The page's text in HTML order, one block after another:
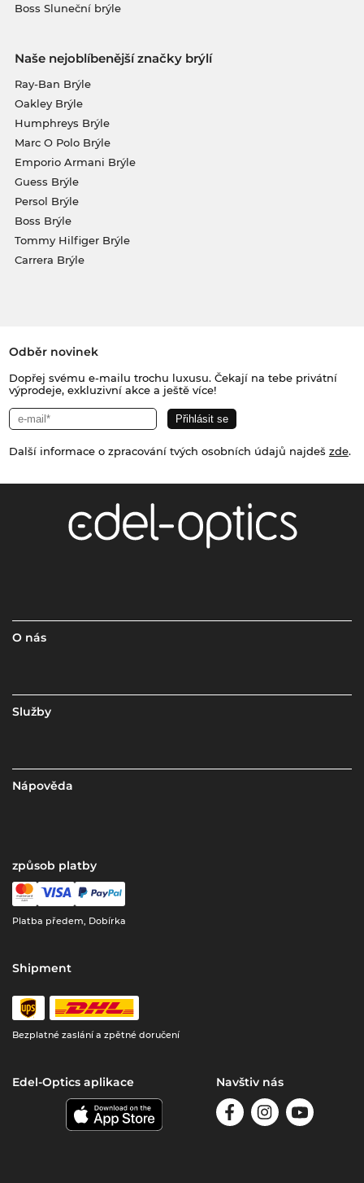
Boss Sluneční brýle
Naše nejoblíbenější značky brýlí
Ray-Ban Brýle
Oakley Brýle
Humphreys Brýle
Marc O Polo Brýle
Emporio Armani Brýle
Guess Brýle
Persol Brýle
Boss Brýle
Tommy Hilfiger Brýle
Carrera Brýle
Odběr novinek
Dopřej svému e-mailu trochu luxusu. Čekají na tebe privátní
výprodeje, exkluzivní akce a ještě více!
Další informace o zpracování tvých osobních údajů najdeš zde.
O nás
Služby
Nápověda
způsob platby
Platba předem, Dobírka
Shipment
Bezplatné zaslání a zpětné doručení
Edel-Optics aplikace Navštiv nás